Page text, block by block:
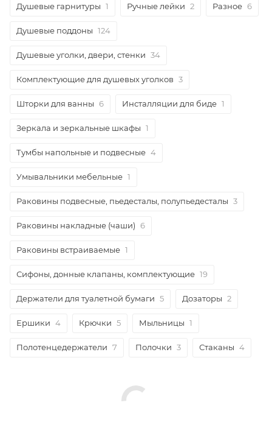
Душевые гарнитуры 1 Ручные лейки 2 Разное 6
Душевые поддоны 124
Душевые уголки, двери, стенки 34
Комплектующие для душевых уголков 3
Шторки для ванны 6 Инсталляции для биде 1
Зеркала и зеркальные шкафы 1
Тумбы напольные и подвесные 4
Умывальники мебельные 1
Раковины подвесные, пьедесталы, полупьедесталы 3
Раковины накладные (чаши) 6
Раковины встраиваемые 1
Сифоны, донные клапаны, комплектующие 19
Держатели для туалетной бумаги 5 Дозаторы 2
Ершики 4 Крючки 5 Мыльницы 1
Полотенцедержатели 7 Полочки 3 Стаканы 4